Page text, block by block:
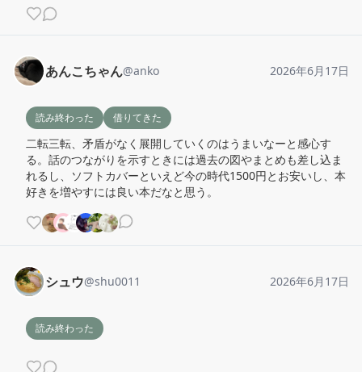
あんこちゃん@anko 2026年6月17日
読み終わった 借りてきた
二転三転、矛盾がなく展開していくのはうまいなーと感心す
る。話のつながりを示すときには過去の図やまとめも差し込ま
れるし、ソフトカバーといえど今の時代1500円とお安いし、本
好きを増やすには良い本だなと思う。
シュウ@shu0011 2026年6月17日
読み終わった